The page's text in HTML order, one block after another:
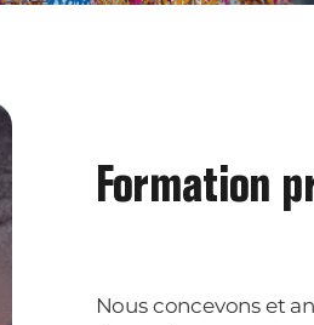
Formation
Nous concevons et